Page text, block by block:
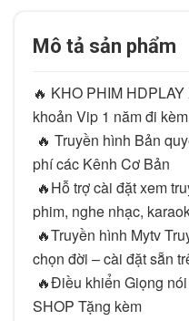
Mô tả sản phẩm
🔥 KHO PHIM
khoản Vip 1 năm đi kèm
phí các Kênh Cơ Bản
phim, nghe nhạc,
chọn đời – cài đặt sẵn
SHOP Tặng kèm